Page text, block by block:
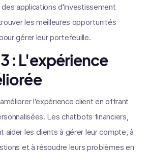
applications d'investissement
les meilleures opportunités
gérer leur portefeuille.
: L'expérience
l'expérience client en offrant
Les chatbots financiers,
aider les clients à gérer leur compte, à
et à résoudre leurs problèmes en